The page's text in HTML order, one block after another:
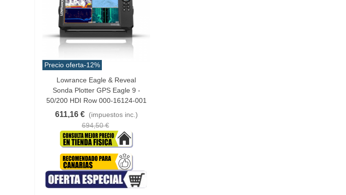
Precio oferta-12%
Añadir Al Carrito
Lowrance Eagle & Reveal
Sonda Plotter GPS Eagle 9 -
50/200 HDI Row 000-16124-001
611,16 € (impuestos inc.)
694,50 €